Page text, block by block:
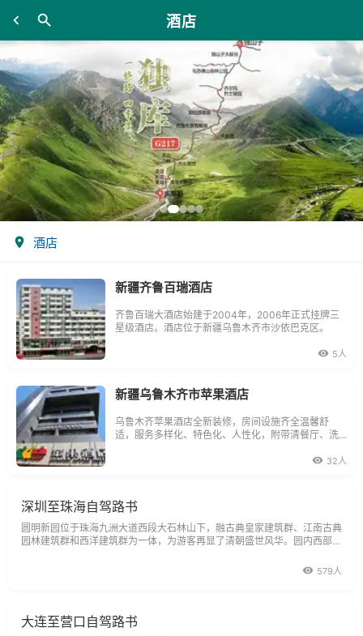
酒店
酒店
新疆齐鲁百瑞酒店
齐鲁百瑞大酒店始建于2004年，2006年正式挂牌三
星级酒店。酒店位于新疆乌鲁木齐市沙依巴克区。
5人
新疆乌鲁木齐市苹果酒店
乌鲁木齐苹果酒店全新装修，房间设施齐全温馨舒
适，服务多样化、特色化、人性化，附带清餐厅、洗
32人
深圳至珠海自驾路书
圆明新园位于珠海九洲大道西段大石林山下，融古典皇家建筑群、江南古典
园林建筑群和西洋建筑群为一体，为游客再显了清朝盛世风华。园内西部，
579人
大连至营口自驾路书